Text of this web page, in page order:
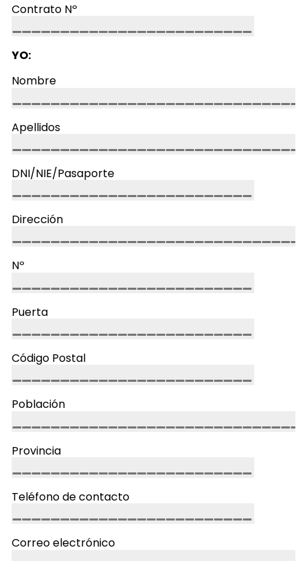
Contrato Nº
YO:
Nombre
Apellidos
DNI/NIE/Pasaporte
Dirección
Nº
Puerta
Código Postal
Población
Provincia
Teléfono de contacto
Correo electrónico